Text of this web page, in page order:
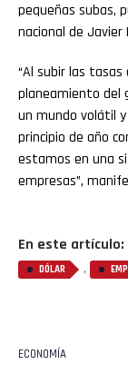
pequeñas subas,
nacional de Javier
“Al subir las
planeamiento del
un mundo volátil
principio de año
estamos en una
empresas”,
En este artículo:
DÓLAR ,
ECONOMÍA